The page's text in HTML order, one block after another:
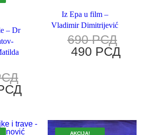
– Dr
Iz Epa u film –
Vladimir Dimitrijević
690РСД
490 РСД
AKCIJA!